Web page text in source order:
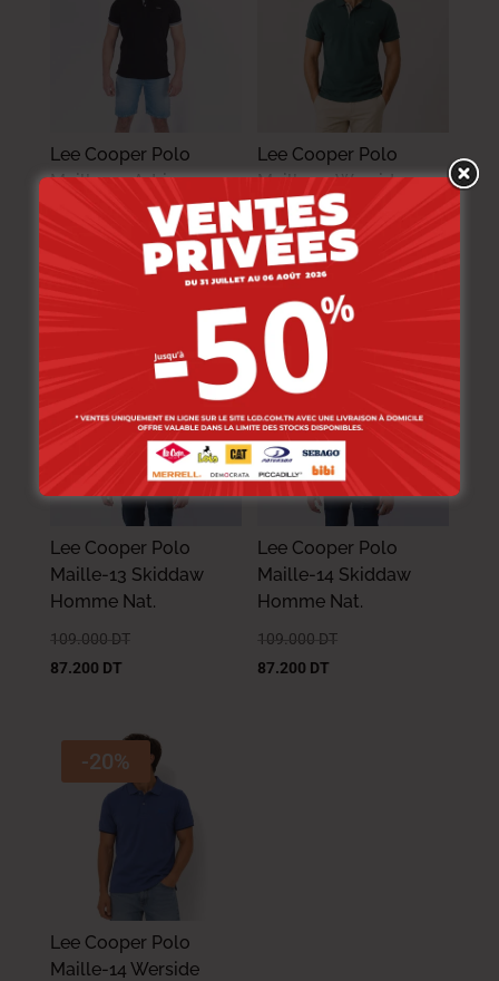
Lee Cooper Polo
Maille-01 Adrian
Homme-Tx Nat.
Lee Cooper Polo
Maille-11 Werside
Homme Nat.
89.000 DT
71.200DT
Lee Cooper Polo
Maille-13 Skiddaw
Homme Nat.
109.000 DT
87.200 DT
-20%
Lee Cooper Polo
Maille-14 Skiddaw
Homme Nat.
109.000 DT
87.200 DT
-20%
Lee Cooper Polo
Maille-14 Werside